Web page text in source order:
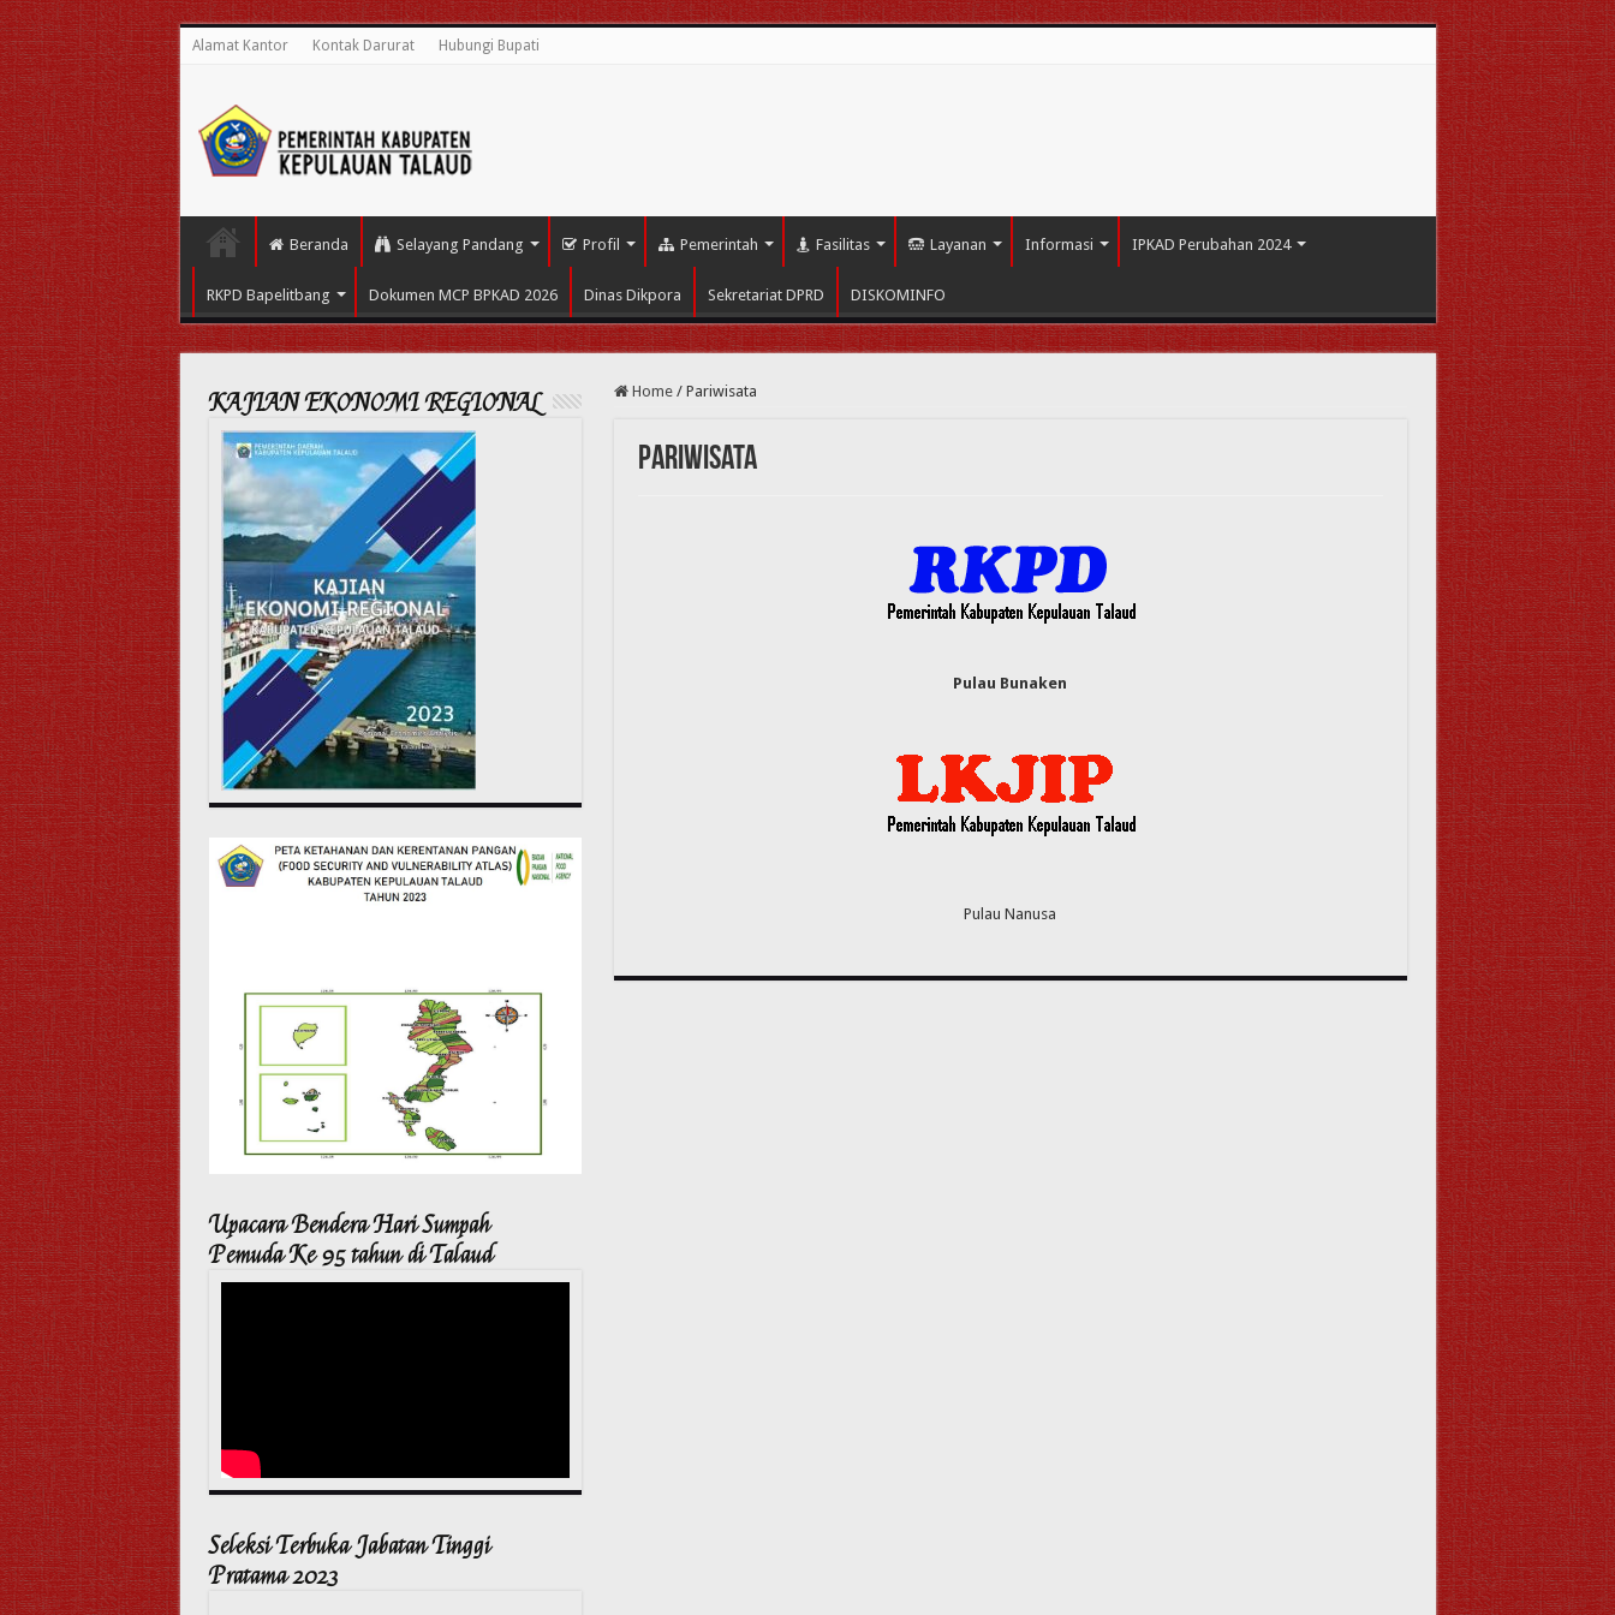
Alamat Kantor Kontak Darurat Hubungi Bupati
Beranda Selayang Pandang Profil Pemerintah Fasilitas Layanan Informasi IPKAD Perubahan 2024
RKPD Bapelitbang Dokumen MCP BPKAD 2026 Dinas Dikpora Sekretariat DPRD DISKOMINFO
Home / Pariwisata
Pariwisata
Pulau Bunaken
Pulau Nanusa
KAJIAN EKONOMI REGIONAL
Upacara Bendera Hari Sumpah
Pemuda Ke 95 tahun di Talaud
Seleksi Terbuka Jabatan Tinggi
Pratama 2023